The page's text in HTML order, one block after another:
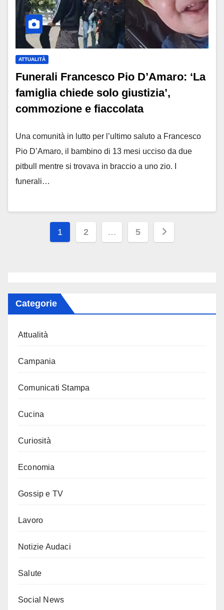
ATTUALITÀ
Funerali Francesco Pio D’Amaro: ‘La
famiglia chiede solo giustizia’,
commozione e fiaccolata
Una comunità in lutto per l’ultimo saluto a Francesco
Pio D’Amaro, il bambino di 13 mesi ucciso da due
pitbull mentre si trovava in braccio a uno zio. I
funerali…
Paginazione
1 2 … 5
Categorie
Attualità
Campania
Comunicati Stampa
Cucina
Curiosità
Economia
Gossip e TV
Lavoro
Notizie Audaci
Salute
Social News